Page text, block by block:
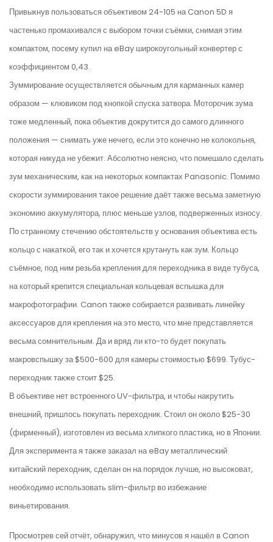
Привыкнув пользоваться объективом 24-105 на Canon 5D я
частенько промахивался с выбором точки съёмки, снимая этим
компактом, посему купил на eBay широкоугольный конвертер с
коэффициентом 0,43.
Зуммирование осуществляется обычным для карманных камер
образом — клювиком под кнопкой спуска затвора. Моторочик зума
тоже медленный, пока объектив докрутится до самого длинного
положения — снимать уже нечего, если это конечно не колокольня,
которая никуда не убежит. Абсолютно неясно, что помешало сделать
зум механическим, как на некоторых компактах Panasonic. Помимо
скорости зуммирования такое решение даёт также весьма заметную
экономию аккумулятора, плюс меньше узлов, подверженных износу.
По странному стечению обстоятельств у основания объектива есть
кольцо с накаткой, его так и хочется крутануть как зум. Кольцо
съёмное, под ним резьба крепления для переходника в виде тубуса,
на который крепится специальная кольцевая вспышка для
макрофотографии. Canon также собирается развивать линейку
аксессуаров для крепления на это место, что мне представляется
весьма сомнительным. Да и вряд ли кто-то будет покупать
макровспышку за $500-600 для камеры стоимостью $699. Тубус-
переходник также стоит $25.
В объективе нет встроенного UV-фильтра, и чтобы накрутить
внешний, пришлось покупать переходник. Стоил он около $25-30
(фирменный), изготовлен из весьма хлипкого пластика, но в Японии.
Для эксперимента я также заказал на eBay металлический
китайский переходник, сделан он на порядок лучше, но высоковат,
необходимо использовать slim-фильтр во избежание
виньетирования.
Просмотрев сей отчёт, обнаружил, что минусов я нашёл в Canon